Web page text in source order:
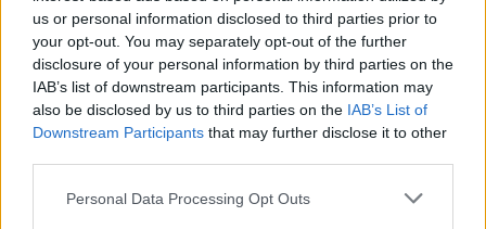
us or personal information disclosed to third parties prior to
your opt-out. You may separately opt-out of the further
disclosure of your personal information by third parties on the
IAB’s list of downstream participants. This information may
also be disclosed by us to third parties on the IAB’s List of
Downstream Participants that may further disclose it to other
Personal Data Processing Opt Outs